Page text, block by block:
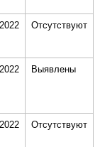
Отсутствуют
Выявлены
Отсутствуют